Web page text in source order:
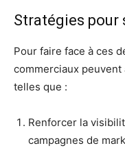
Stratégies pour
Pour faire face à ces
commerciaux
telles que :
Renforcer la
campagnes de